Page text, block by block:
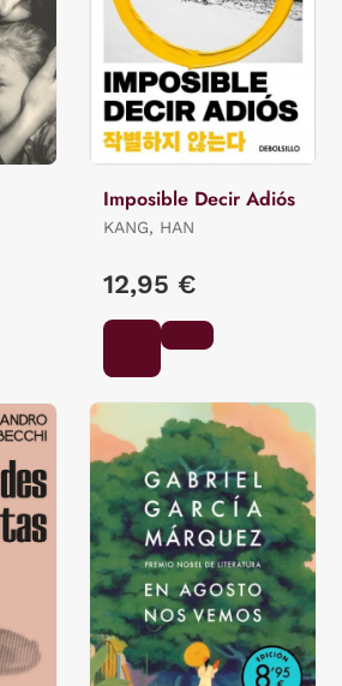
Imposible Decir Adiós
KANG, HAN
12,95 €